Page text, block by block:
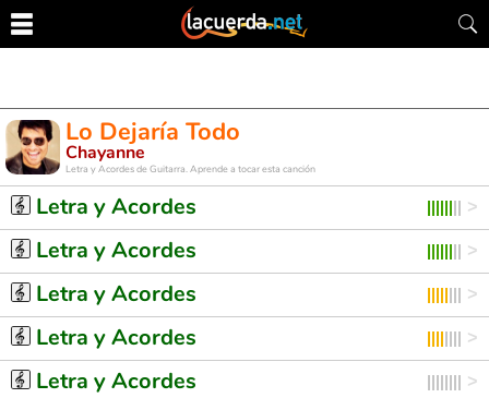
Lo Dejaría Todo
Chayanne
Letra y Acordes de Guitarra. Aprende a tocar esta canción
Letra y Acordes
Letra y Acordes
Letra y Acordes
Letra y Acordes
Letra y Acordes